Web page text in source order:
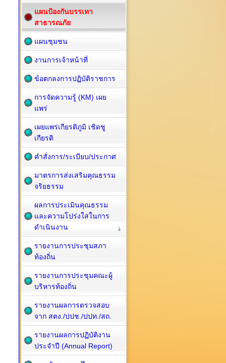
แผนป้องกันบรรเทา
สาธารณภัย
แผนชุมชน
งานการเจ้าหน้าที่
ข้อตกลงการปฏิบัติราชการ
การจัดความรู้ (KM) เผย
แพร่
เผยแพร่เกียรติภูมิ เชิดชู
เกียรติ
คำสั่งการ/ระเบียบ/ประกาศ
มาตรการส่งเสริมคุณธรรม
จริยธรรม
ผลการประเมินคุณธรรม
และความโปร่งใสในการ
ดำเนินงาน
รายงานการประชุมสภา
ท้องถิ่น
รายงานการประชุมคณะผู้
บริหารท้องถิ่น
รายงานผลการตรวจสอบ
จาก สตง./ปปช./ปปท./สถ.
รายงานผลการปฏิบัติงาน
ประจำปี (Annual Report)